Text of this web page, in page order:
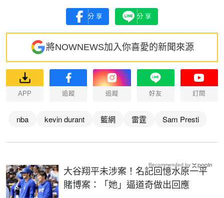
分享 分享
將NOWNEWS加入你喜愛的新聞來源
APP 追蹤 追蹤 好友 訂閱
nba kevin durant 籃網 雷霆 Sam Presti
大谷翔平未涉案！名記回憶水原一平
賭博案：「她」逼道奇做出回應
Recommended by